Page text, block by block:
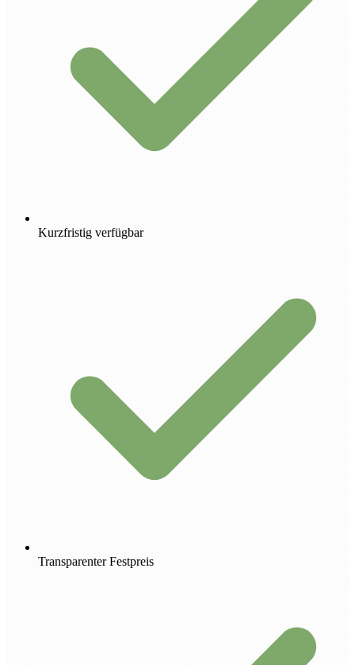
Kurzfristig verfügbar
Transparenter Festpreis